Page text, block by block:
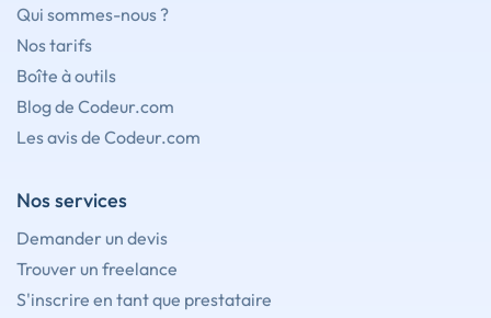
Qui sommes-nous ?
Nos tarifs
Boîte à outils
Blog de Codeur.com
Les avis de Codeur.com
Nos services
Demander un devis
Trouver un freelance
S'inscrire en tant que prestataire